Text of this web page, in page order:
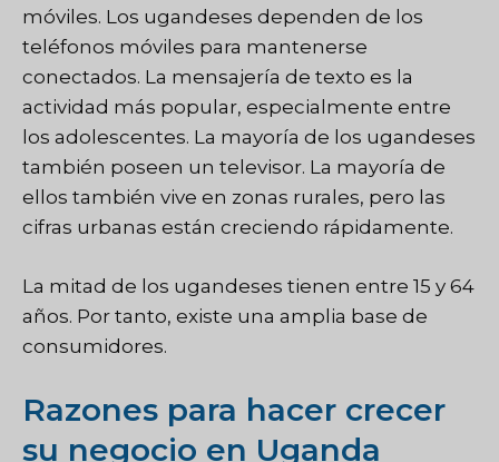
móviles. Los ugandeses dependen de los
teléfonos móviles para mantenerse
conectados. La mensajería de texto es la
actividad más popular, especialmente entre
los adolescentes. La mayoría de los ugandeses
también poseen un televisor. La mayoría de
ellos también vive en zonas rurales, pero las
cifras urbanas están creciendo rápidamente.
La mitad de los ugandeses tienen entre 15 y 64
años. Por tanto, existe una amplia base de
consumidores.
Razones para hacer crecer
su negocio en Uganda